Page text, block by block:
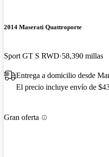
2014 Maserati Quattroporte
Sport GT S RWD 58,390 millas
Entrega a domicilio desde
El precio incluye envío de
Gran oferta